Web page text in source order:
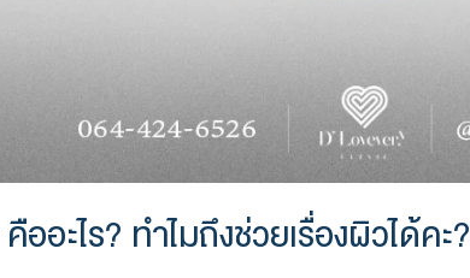
ออะไร? ทำไมถึงช่วยเรื่องผิวได้คะ?